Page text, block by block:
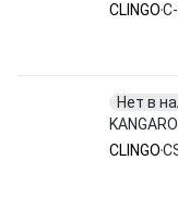
CLINGO
Нет в
CLINGO